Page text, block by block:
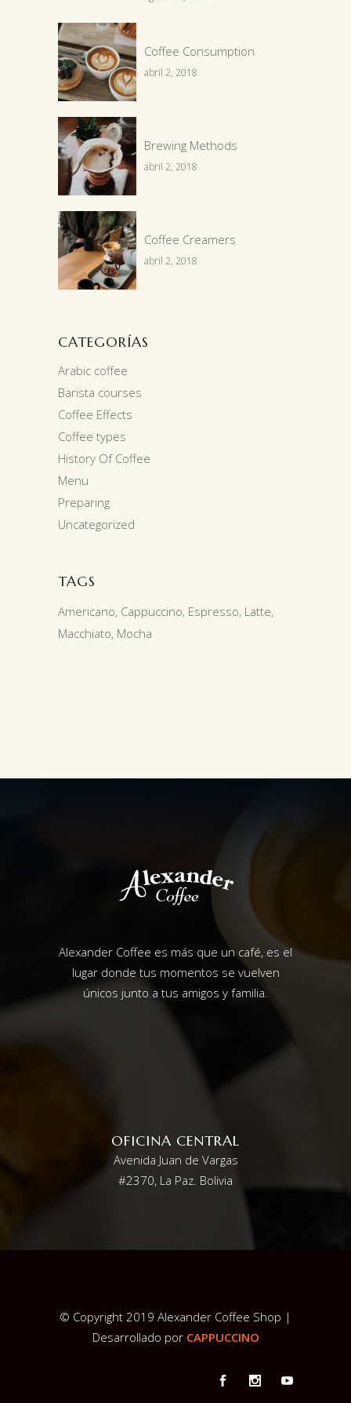
Coffee Consumption
abril 2, 2018
Brewing Methods
abril 2, 2018
Coffee Creamers
abril 2, 2018
CATEGORÍAS
Arabic coffee
Barista courses
Coffee Effects
Coffee types
History Of Coffee
Menu
Preparing
Uncategorized
TAGS
Americano Cappuccino Espresso Latte
Macchiato Mocha
Alexander Coffee es más que un café, es el
lugar donde tus momentos se vuelven
únicos junto a tus amigos y familia.
OFICINA CENTRAL
Avenida Juan de Vargas
#2370, La Paz. Bolivia
© Copyright 2019 Alexander Coffee Shop |
Desarrollado por CAPPUCCINO